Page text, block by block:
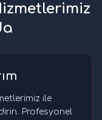
ile
Profesyonel